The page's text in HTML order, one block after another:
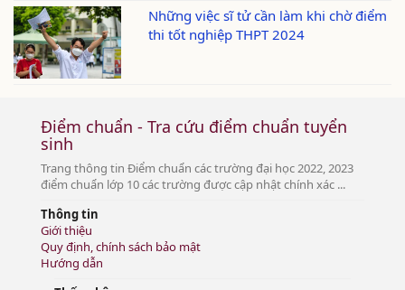
Những việc sĩ tử cần làm khi chờ điểm
thi tốt nghiệp THPT 2024
Điểm chuẩn - Tra cứu điểm chuẩn tuyển
sinh
Trang thông tin Điểm chuẩn các trường đại học 2022, 2023
điểm chuẩn lớp 10 các trường được cập nhật chính xác ...
Thông tin
Giới thiệu
Quy định, chính sách bảo mật
Hướng dẫn